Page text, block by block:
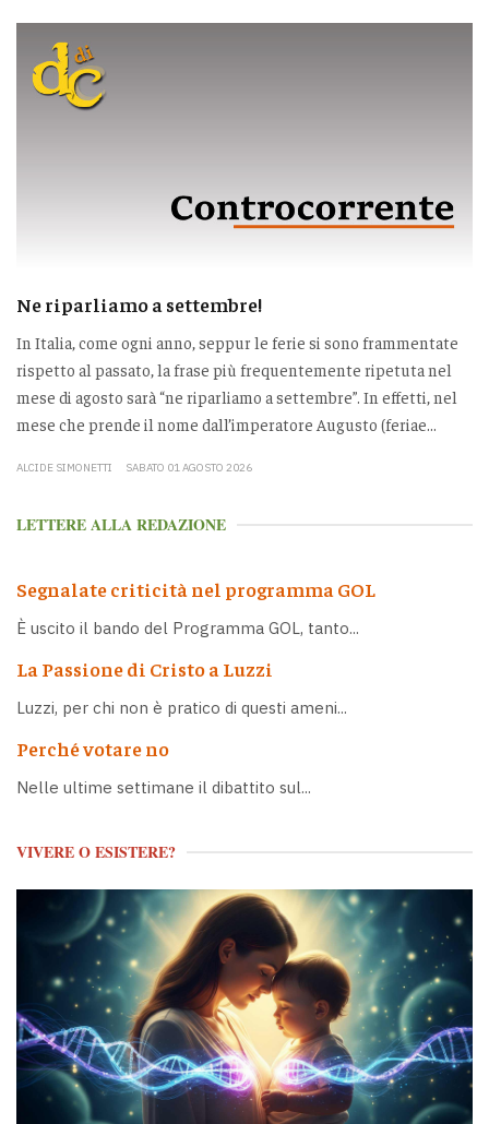
Ne riparliamo a settembre!
In Italia, come ogni anno, seppur le ferie si sono frammentate
rispetto al passato, la frase più frequentemente ripetuta nel
mese di agosto sarà “ne riparliamo a settembre”. In effetti, nel
mese che prende il nome dall’imperatore Augusto (feriae...
ALCIDE SIMONETTI SABATO 01 AGOSTO 2026
LETTERE ALLA REDAZIONE
Segnalate criticità nel programma GOL
È uscito il bando del Programma GOL, tanto...
La Passione di Cristo a Luzzi
Luzzi, per chi non è pratico di questi ameni...
Perché votare no
Nelle ultime settimane il dibattito sul...
VIVERE O ESISTERE?